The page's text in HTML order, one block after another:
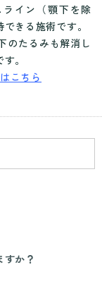
イン（顎下を除
きる施術です。
のたるみも解消し
。
こちら
か？